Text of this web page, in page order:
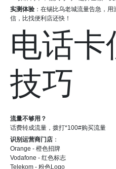
实测体验 ：在锡比乌老城流量告急，
信，比找便利店还快！
电话卡
技巧
流量不够用？
话费转成流量，拨打*100#购买流量
识别运营商门店 ：
Orange - 橙色招牌
Vodafone - 红色标志
Telekom - 粉色Logo